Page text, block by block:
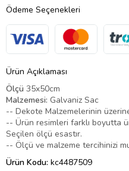
Ödeme Seçenekleri
Ürün Açıklaması
Ölçü 35x50cm
Malzemesi: Galvaniz Sac
-- Dekote Malzemelerinin
-- Ürün resimleri farklı boyutta
Seçilen ölçü esastır.
-- Ölçü ve malzeme tercihinizi
Ürün Kodu: kc4487509